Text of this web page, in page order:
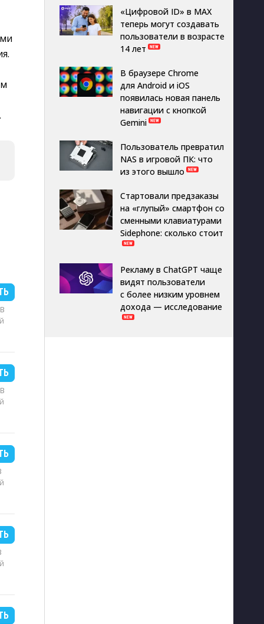
«Цифровой ID» в MAX
теперь могут создавать
пользователи в возрасте
14 лет
В браузере Chrome
для Android и iOS
появилась новая панель
навигации с кнопкой
Gemini
Пользователь превратил
NAS в игровой ПК: что
из этого вышло
Стартовали предзаказы
на «глупый» смартфон со
сменными клавиатурами
Sidephone: сколько стоит
Рекламу в ChatGPT чаще
видят пользователи
с более низким уровнем
дохода — исследование